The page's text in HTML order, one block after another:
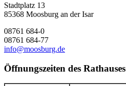
Stadtplatz 13
85368 Moosburg an der Isar
08761 684-0
08761 684-77
info@moosburg.de
Öffnungszeiten des Rathauses